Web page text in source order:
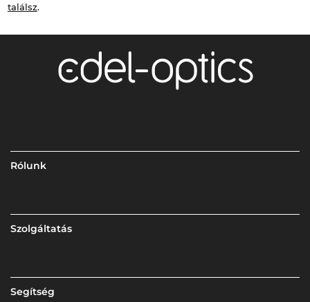
találsz.
Rólunk
Szolgáltatás
Segítség